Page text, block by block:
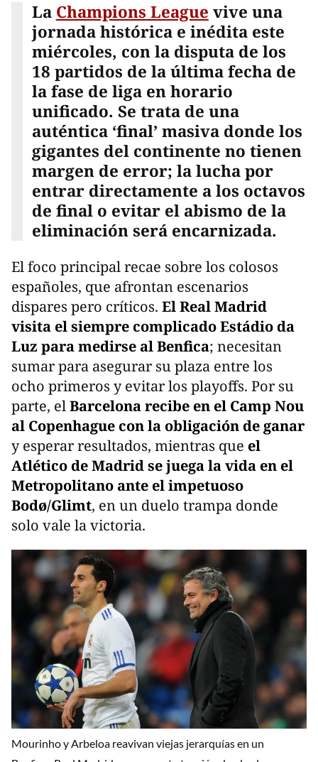
La Champions League vive una
jornada histórica e inédita este
miércoles, con la disputa de los
18 partidos de la última fecha de
la fase de liga en horario
unificado. Se trata de una
auténtica ‘final’ masiva donde los
gigantes del continente no tienen
margen de error; la lucha por
entrar directamente a los octavos
de final o evitar el abismo de la
eliminación será encarnizada.
El foco principal recae sobre los colosos
españoles, que afrontan escenarios
dispares pero críticos. El Real Madrid
visita el siempre complicado Estádio da
Luz para medirse al Benfica; necesitan
sumar para asegurar su plaza entre los
ocho primeros y evitar los playoffs. Por su
parte, elBarcelona recibe en el Camp Nou
al Copenhague con la obligación de ganar
y esperar resultados, mientras que el
Atlético de Madrid se juega la vida en el
Metropolitano ante el impetuoso
Bodø/Glimt, en un duelo trampa donde
solo vale la victoria.
Mourinho y Arbeloa reavivan viejas jerarquías en un